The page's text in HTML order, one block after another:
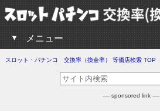
メニュー
スロット・パチンコ 交換率（換金率） 等価店検索 TOP
---- sponsored link ----